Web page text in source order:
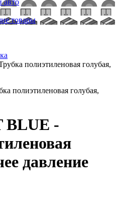
авто
товары
полиэтиленовая голубая,
BLUE -
давление